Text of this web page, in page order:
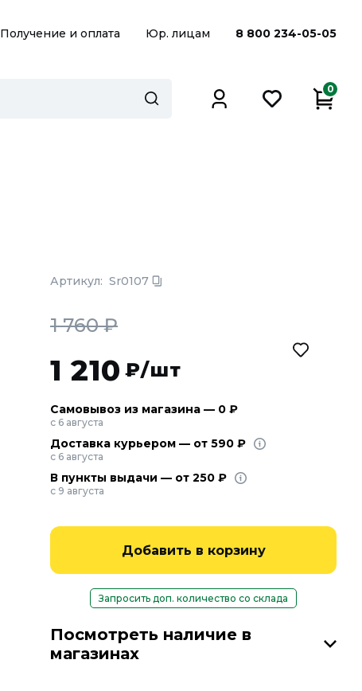
Получение и оплата Юр. лицам 8 800 234-05-05
0
Артикул: Sr0107
1 760₽
1 210 ₽/шт
Самовывоз из магазина — 0 ₽
с 6 августа
Доставка курьером — от 590 ₽
с 6 августа
В пункты выдачи — от 250 ₽
с 9 августа
Добавить в корзину
Запросить доп. количество со склада
Посмотреть наличие в
магазинах